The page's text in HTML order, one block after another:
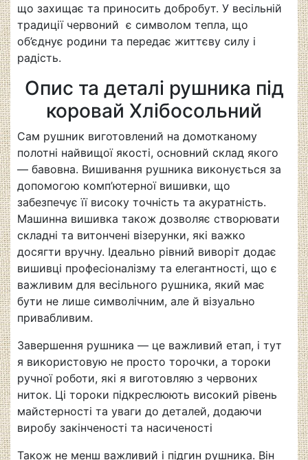
що захищає та приносить добробут. У весільній
традиції червоний є символом тепла, що
об’єднує родини та передає життєву силу і
радість.
Опис та деталі рушника під
коровай Хлібосольний
Сам рушник виготовлений на домотканому
полотні найвищої якості, основний склад якого
— бавовна. Вишивання рушника виконується за
допомогою комп’ютерної вишивки, що
забезпечує її високу точність та акуратність.
Машинна вишивка також дозволяє створювати
складні та витончені візерунки, які важко
досягти вручну. Ідеально рівний виворіт додає
вишивці професіоналізму та елегантності, що є
важливим для весільного рушника, який має
бути не лише символічним, але й візуально
привабливим.
Завершення рушника — це важливий етап, і тут
я використовую не просто торочки, а тороки
ручної роботи, які я виготовляю з червоних
ниток. Ці тороки підкреслюють високий рівень
майстерності та уваги до деталей, додаючи
виробу закінченості та насиченості
Також не менш важливий і підгин рушника. Він